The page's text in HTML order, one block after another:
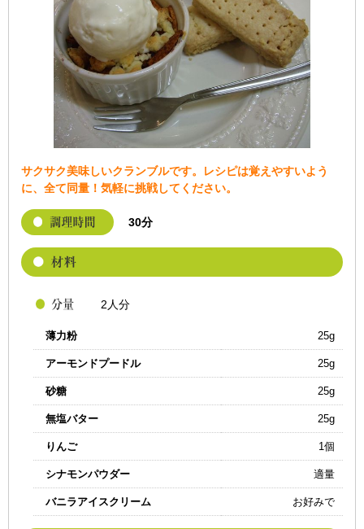
サクサク美味しいクランブルです。レシピは覚えやすいよう
に、全て同量！気軽に挑戦してください。
30分
2人分
薄力粉 25g
アーモンドプードル 25g
砂糖 25g
無塩バター 25g
りんご 1個
シナモンパウダー 適量
バニラアイスクリーム お好みで